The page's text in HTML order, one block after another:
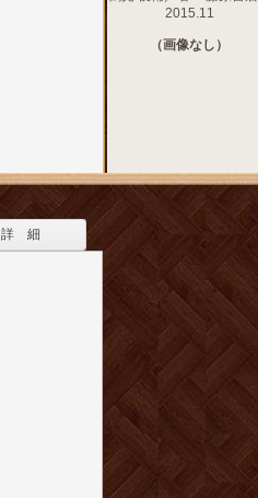
2015.11
（画像なし）
詳 細